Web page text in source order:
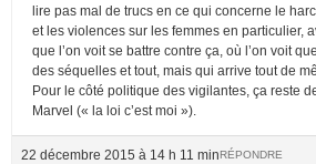
lire pas mal de trucs en ce qui concerne le
et les violences sur les femmes en particulier,
que l’on voit se battre contre ça, où l’on voit
des séquelles et tout, mais qui arrive tout de
Pour le côté politique des vigilantes, ça reste
Marvel (« la loi c’est moi »).
22 décembre 2015 à 14 h 11 minRÉPONDRE